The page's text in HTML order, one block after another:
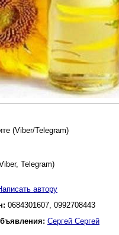
(Viber/Telegram)
Telegram)
автору
0684301607, 0992708443
Сергей Сергей